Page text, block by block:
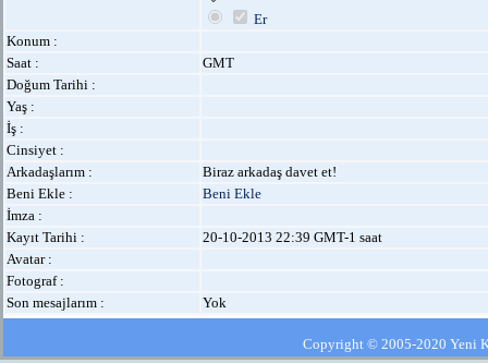
Er
Konum :
Saat :
GMT
Doğum Tarihi :
Yaş :
İş :
Cinsiyet :
Arkadaşlarım :
Biraz arkadaş davet et!
Beni Ekle :
Beni Ekle
İmza :
Kayıt Tarihi :
20-10-2013 22:39 GMT-1 saat
Avatar :
Fotograf :
Son mesajlarım :
Yok
Copyright © 2005-2020 Yeni